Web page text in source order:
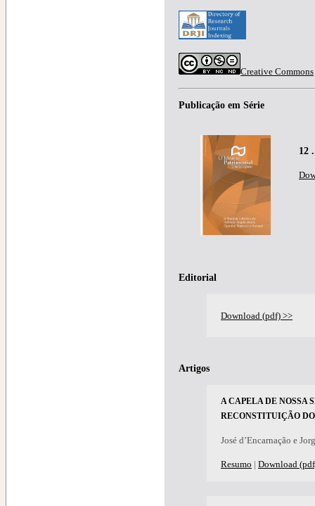
Creative Commons
Publicação em Série
12
Editorial
Download (pdf) >>
Artigos
A CAPELA DE NOSSA
RECONSTITUIÇÃO
José d’Encarnação e
Resumo | Download